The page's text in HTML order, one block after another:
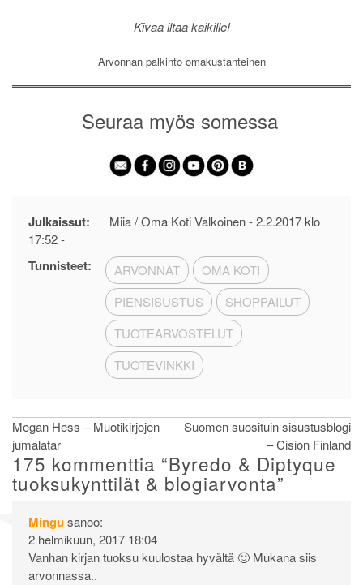
Kivaa iltaa kaikille!
Arvonnan palkinto omakustanteinen
Seuraa myös somessa
Julkaissut: Miia / Oma Koti Valkoinen -2.2.2017 klo
17:52-
Tunnisteet: ARVONNAT
OMA KOTI
PIENSISUSTUS
SHOPPAILUT
TUOTEARVOSTELUT
TUOTEVINKKI
Artikkelien
selaus
Megan Hess – Muotikirjojen
jumalatar
Suomen suosituin sisustusblogi
– Cision Finland
175 kommenttia “Byredo & Diptyque
tuoksukynttilät & blogiarvonta”
Mingusanoo:
2 helmikuun, 2017 18:04
Vanhan kirjan tuoksu kuulostaa hyvältä 🙂 Mukana siis
arvonnassa..